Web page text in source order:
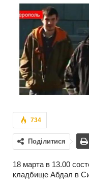
734
Поділитися
18 марта в 13.00
кладбище Абдал в